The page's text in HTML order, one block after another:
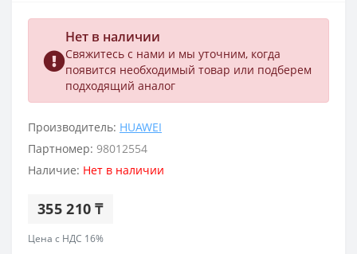
Нет в наличии
Свяжитесь с нами и мы уточним, когда
появится необходимый товар или подберем
подходящий аналог
Производитель: HUAWEI
Партномер: 98012554
Наличие: Нет в наличии
355 210 ₸
Цена с НДС 16%